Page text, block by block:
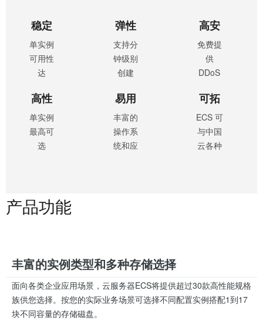
稳定
单实例
可用性
达
多可用
区多实
例可用
性达
99.9999999%，
可实现
移、快
照备份
弹性
支持分
钟级别
创建
实例，
多种弹
性付费
选择更
例与带
宽均可
随时升
降配，
高安
全
免费提
供
DDoS
木马查
杀、防
暴力破
解等服
高性
能
单实例
最高可
选
单实例
性能最
PPS网
络首发
包，
80Gbps
带宽
易用
性
丰富的
操作系
统和应
可在多
台 ECS
中快速
复制环
可拓
展性
ECS 可
与中国
云各种
存储、
安全等
产品功能
丰富的实例类型和多种存储选择
面向各类企业应用场景，云服务器ECS将提供超过30款高性能规格
族供您选择。按您的实际业务场景可选择不同配置实例搭配1到17
块不同容量的存储磁盘。